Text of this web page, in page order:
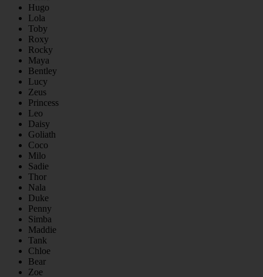
Hugo
Lola
Toby
Roxy
Rocky
Maya
Bentley
Lucy
Zeus
Princess
Leo
Daisy
Goliath
Coco
Milo
Sadie
Thor
Nala
Duke
Penny
Simba
Maddie
Tank
Chloe
Bear
Zoe